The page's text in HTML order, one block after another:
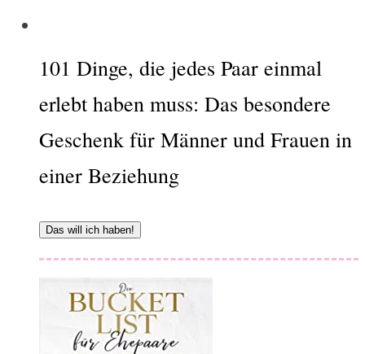
101 Dinge, die jedes Paar einmal
erlebt haben muss: Das besondere
Geschenk für Männer und Frauen in
einer Beziehung
Das will ich haben!